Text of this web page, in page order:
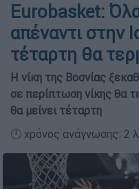
Eurobasket:
απέναντι στην
τέταρτη θα
Η νίκη της Βοσνίας
σε περίπτωση νίκης θα
θα μείνει τέταρτη
🕛 χρόνος ανάγνωσης: 2